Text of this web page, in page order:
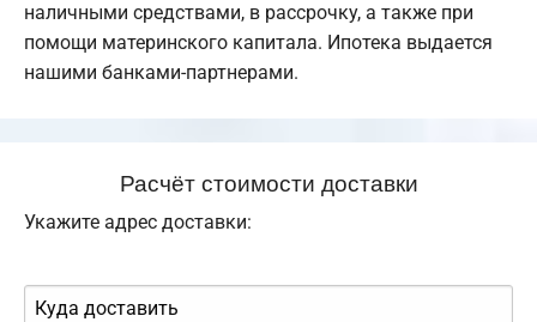
наличными средствами, в рассрочку, а также при
помощи материнского капитала. Ипотека выдается
нашими банками-партнерами.
Расчёт стоимости доставки
Укажите адрес доставки: